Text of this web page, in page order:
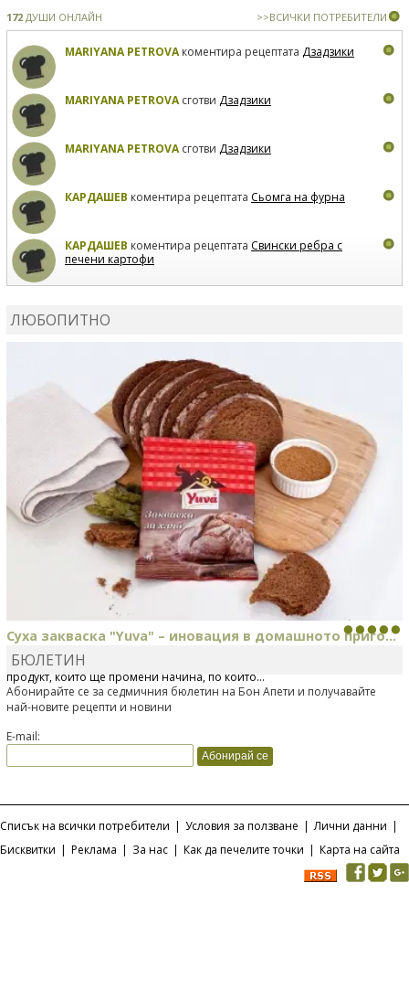
172 ДУШИ ОНЛАЙН >>ВСИЧКИ ПОТРЕБИТЕЛИ
MARIYANA PETROVAкоментира рецептата Дзадзики
MARIYANA PETROVAсготви Дзадзики
MARIYANA PETROVAсготви Дзадзики
КАРДАШЕВ коментира рецептата Сьомга на фурна
КАРДАШЕВ коментира рецептата Свински ребра с
печени картофи
ЛЮБОПИТНО
Суха закваска "Yuva" – иновация в домашното приго...
Отскоро Лесафр България стартира предлагането на изцяло нов
продукт, който ще промени начина, по който...
БЮЛЕТИН
Абонирайте се за седмичния бюлетин на Бон Апети и получавайте
най-новите рецепти и новини
E-mail:
Списък на всички потребители | Условия за ползване | Лични данни |
Бисквитки | Реклама | За нас | Как да печелите точки | Карта на сайта